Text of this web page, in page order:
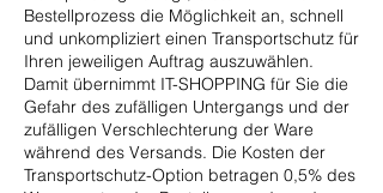
Bestellprozess die Möglichkeit an, schnell
und unkompliziert einen Transportschutz für
Ihren jeweiligen Auftrag auszuwählen.
Damit übernimmt IT-SHOPPING für Sie die
Gefahr des zufälligen Untergangs und der
zufälligen Verschlechterung der Ware
während des Versands. Die Kosten der
Transportschutz-Option betragen 0,5% des